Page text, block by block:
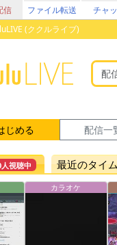
信 ファイル転送 チャ
(ククルライブ)
じめる 配信一
視聴中 最近のタイ
カラオケ